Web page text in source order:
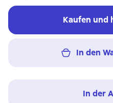
Kaufen und
In den
In der